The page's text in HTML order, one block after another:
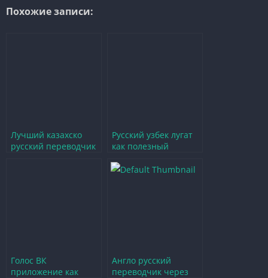
Похожие записи:
Лучший казахско
русский переводчик
Русский узбек лугат
как полезный
изучения языка
Голос ВК
приложение как
Англо русский
переводчик через